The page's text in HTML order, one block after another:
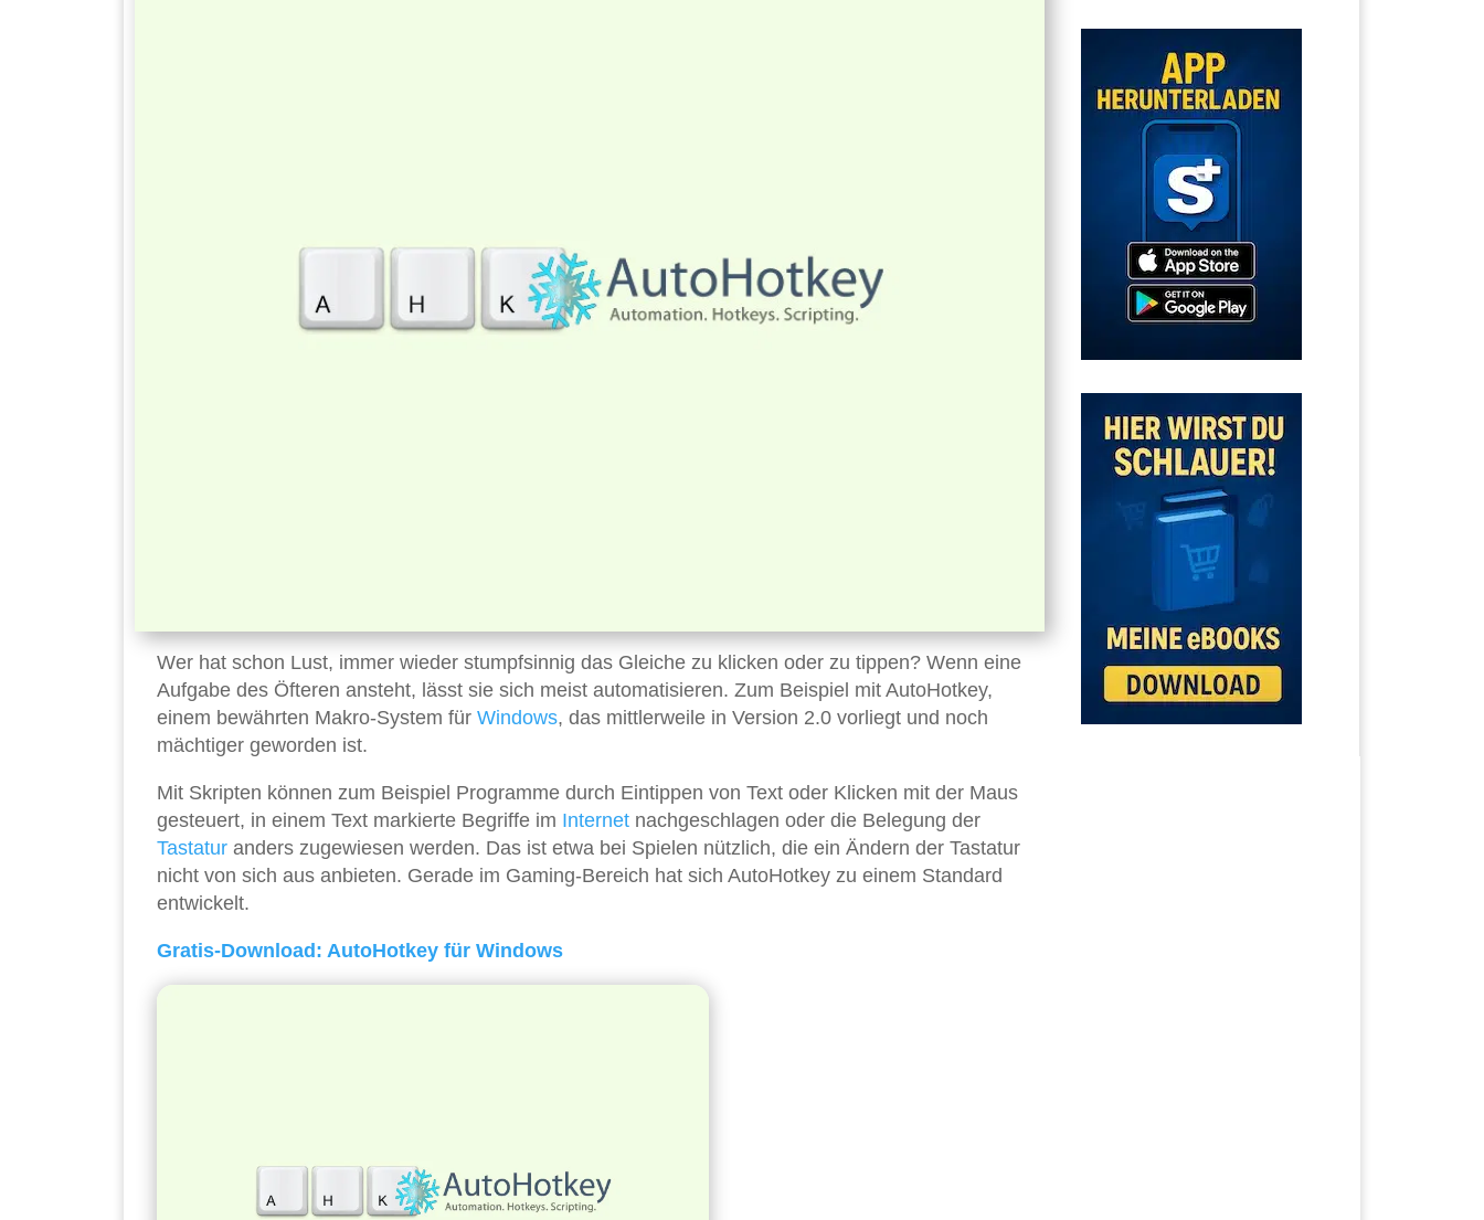
Wer hat schon Lust, immer wieder stumpfsinnig das Gleiche zu klicken oder zu tippen? Wenn eine
Aufgabe des Öfteren ansteht, lässt sie sich meist automatisieren. Zum Beispiel mit AutoHotkey,
einem bewährten Makro-System für Windows, das mittlerweile in Version 2.0 vorliegt und noch
mächtiger geworden ist.
Mit Skripten können zum Beispiel Programme durch Eintippen von Text oder Klicken mit der Maus
gesteuert, in einem Text markierte Begriffe im Internet nachgeschlagen oder die Belegung der
Tastatur anders zugewiesen werden. Das ist etwa bei Spielen nützlich, die ein Ändern der Tastatur
nicht von sich aus anbieten. Gerade im Gaming-Bereich hat sich AutoHotkey zu einem Standard
entwickelt.
Gratis-Download: AutoHotkey für Windows